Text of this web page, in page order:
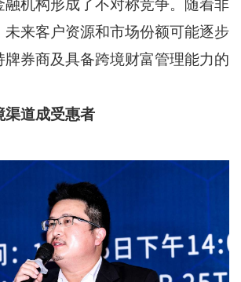
融机构形成了不对称竞争。随着非
未来客户资源和市场份额可能逐步
牌券商及具备跨境财富管理能力的
渠道成受惠者